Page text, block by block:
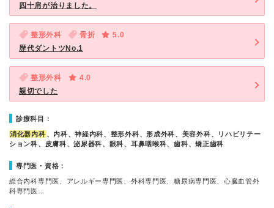
四十肩が治りました。
整形外科 骨折
5.0
歴代ダントツNo.1
整形外科
4.0
親切でした
診療科目：
消化器内科 、内科、神経内科、整形外科、形成外科、美容外科、リハビリテー
ション科、皮膚科、泌尿器科、眼科、耳鼻咽喉科、歯科、矯正歯科
専門医・資格：
総合内科専門医、アレルギー専門医、外科専門医、糖尿病専門医、心臓血管外
科専門医…